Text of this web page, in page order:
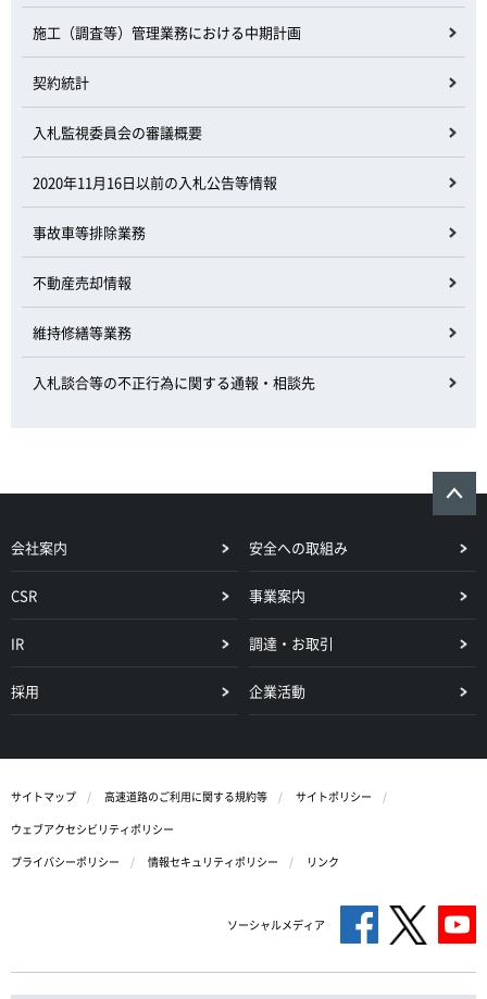
施工（調査等）管理業務における中期計画
契約統計
入札監視委員会の審議概要
2020年11月16日以前の入札公告等情報
事故車等排除業務
不動産売却情報
維持修繕等業務
入札談合等の不正行為に関する通報・相談先
会社案内 安全への取組み
CSR 事業案内
IR 調達・お取引
採用 企業活動
サイトマップ 高速道路のご利用に関する規約等
サイトポリシー
ウェブアクセシビリティポリシー
プライバシーポリシー
情報セキュリティポリシー リンク
ソーシャルメディア